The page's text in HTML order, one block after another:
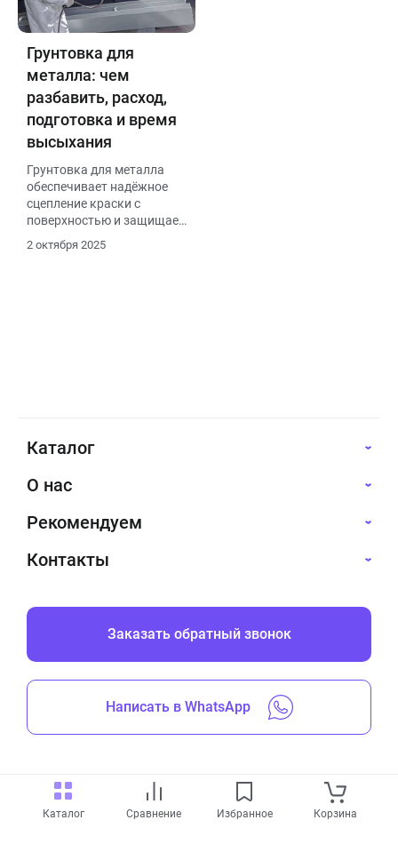
Каталог Сравнение Избранное Корзина
Грунтовка для
металла: чем
разбавить, расход,
подготовка и время
высыхания
Грунтовка для металла
обеспечивает надёжное
сцепление краски с
поверхностью и защищает
от коррозии. Перед
нанесением металл
г/м². Время высыхания —
от 4 до 24 часов, в
условий.
2 октября 2025
Каталог
О нас
Рекомендуем
Контакты
Заказать обратный звонок
Написать в WhatsApp
Все права защищены © 2019-2026